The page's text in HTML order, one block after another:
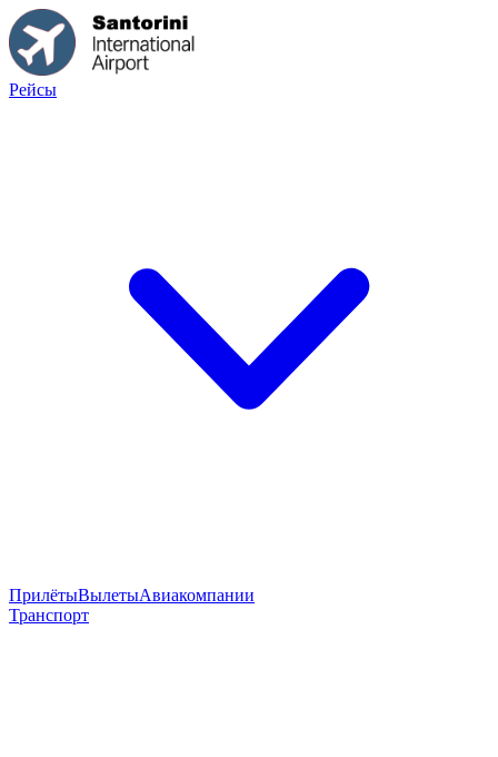
Рейсы
ПрилётыВылетыАвиакомпании
Транспорт